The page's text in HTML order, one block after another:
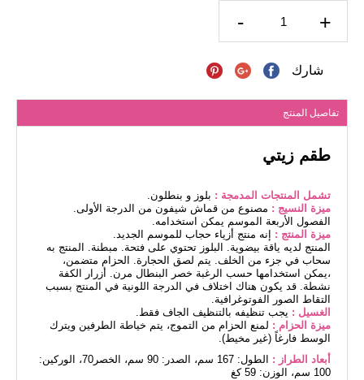
- +
شارك
تفاصيل المنتج
طقم زيتي
تشمل المنتجات المدمجة : بلوز و بنطلون.
ميزة النسيج : مصنوع من قماش شيفون من الدرجة الأولى.
الفصول الأربعة الموسم يمكن استخدامه.
ميزة المنتج : إنه منتج أزياء حجاب للموسم الجديد.
المنتج لديه ياقة بيضوية. البلوز تحتوي على فتحة. مبطنة. المنتج به
سحاب في جزء من الخلف. يتم لصق الحجارة. الحزام متضمن،
،يمكن استخدامها حسب الرغبة خصر البنطال مرن. أزرار الكفة
نشطة. قد يكون هناك اختلاف في الدرجة اللونية في المنتج بسبب
التقاط الصور الفوتوغرافية.
الغسيل : يجب تنظيفه بالتنظيف الجاف فقط.
ميزة الحزام : لمنع الحزام من التموج، يتم خياطة الطرفين ويترك
الوسط فارغاً (غير مخيط).
أبعاد الطراز :
الطول: 167 سم، الصدر: 90 سم، الخصر70، الوركين:
100 سم، الوزن: 59 كغ